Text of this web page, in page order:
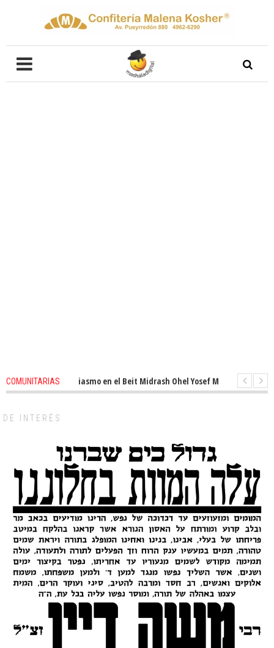
COMUNITARIASentusiasmo en el Beit Midrash Ohel Yosef Moshe
1 months ago
DE INTERÉS